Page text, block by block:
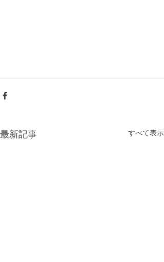
最新記事 すべて表示